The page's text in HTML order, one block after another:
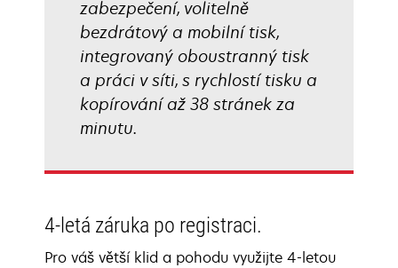
zabezpečení, volitelně
bezdrátový a mobilní tisk,
integrovaný oboustranný tisk
a práci v síti, s rychlostí tisku a
kopírování až 38 stránek za
minutu.
4-letá záruka po registraci.​
Pro váš větší klid a pohodu využijte 4-letou